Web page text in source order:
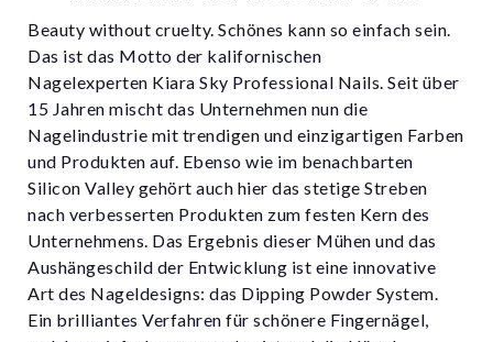
Beauty without cruelty. Schönes kann so einfach sein.
Das ist das Motto der kalifornischen
Nagelexperten Kiara Sky Professional Nails. Seit über
15 Jahren mischt das Unternehmen nun die
Nagelindustrie mit trendigen und einzigartigen Farben
und Produkten auf. Ebenso wie im benachbarten
Silicon Valley gehört auch hier das stetige Streben
nach verbesserten Produkten zum festen Kern des
Unternehmens. Das Ergebnis dieser Mühen und das
Aushängeschild der Entwicklung ist eine innovative
Art des Nageldesigns: das Dipping Powder System.
Ein brilliantes Verfahren für schönere Fingernägel,